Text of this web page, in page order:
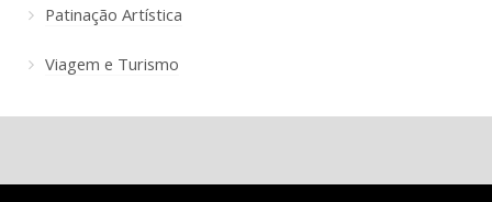
Patinação Artística
Viagem e Turismo